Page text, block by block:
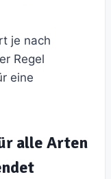
je nach
Regel
eine
alle Arten